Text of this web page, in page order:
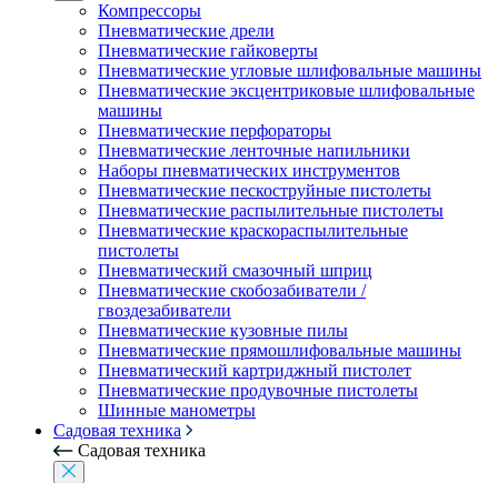
Компрессоры
Пневматические дрели
Пневматические гайковерты
Пневматические угловые шлифовальные машины
Пневматические эксцентриковые шлифовальные
машины
Пневматические перфораторы
Пневматические ленточные напильники
Наборы пневматических инструментов
Пневматические пескоструйные пистолеты
Пневматические распылительные пистолеты
Пневматические краскораспылительные
пистолеты
Пневматический смазочный шприц
Пневматические скобозабиватели /
гвоздезабиватели
Пневматические кузовные пилы
Пневматические прямошлифовальные машины
Пневматический картриджный пистолет
Пневматические продувочные пистолеты
Шинные манометры
Садовая техника
Садовая техника